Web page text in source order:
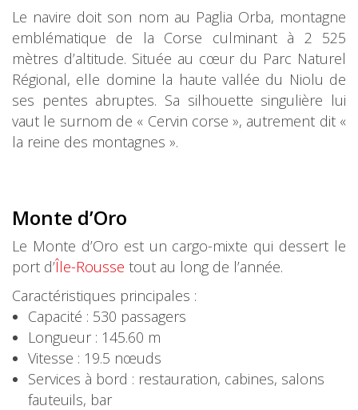
Le navire doit son nom au Paglia Orba, montagne
emblématique de la Corse culminant à 2 525
mètres d’altitude. Située au cœur du Parc Naturel
Régional, elle domine la haute vallée du Niolu de
ses pentes abruptes. Sa silhouette singulière lui
vaut le surnom de « Cervin corse », autrement dit «
la reine des montagnes ».
Monte d’Oro
Le Monte d’Oro est un cargo-mixte qui dessert le
port d’Île-Rousse tout au long de l’année.
Caractéristiques principales :
Capacité : 530 passagers
Longueur : 145.60 m
Vitesse : 19.5 nœuds
Services à bord : restauration, cabines, salons
fauteuils, bar